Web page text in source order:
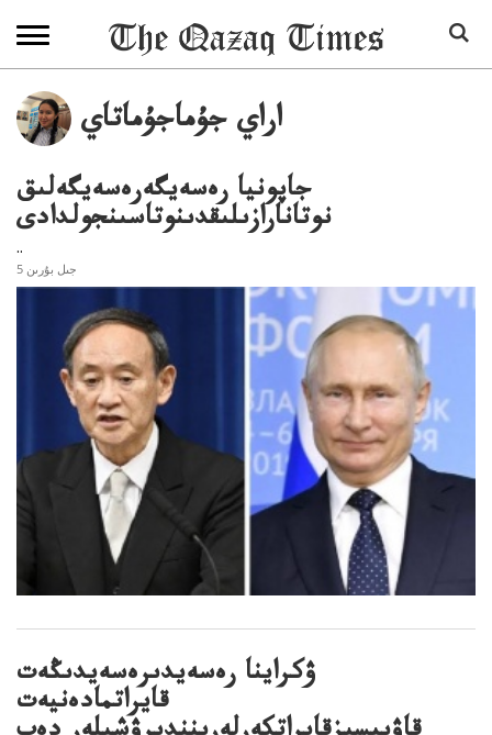
اراي جۇماجۇماتاي
جاپونيا رەسەيگەرەسەيگەلىق
نوتانارازىلىقدىنوتاسىنجولدادى
..
5 جىل بۇرىن
ۋكراينا رەسەيدىرەسەيدىڭەت
قايراتمادەنيەت